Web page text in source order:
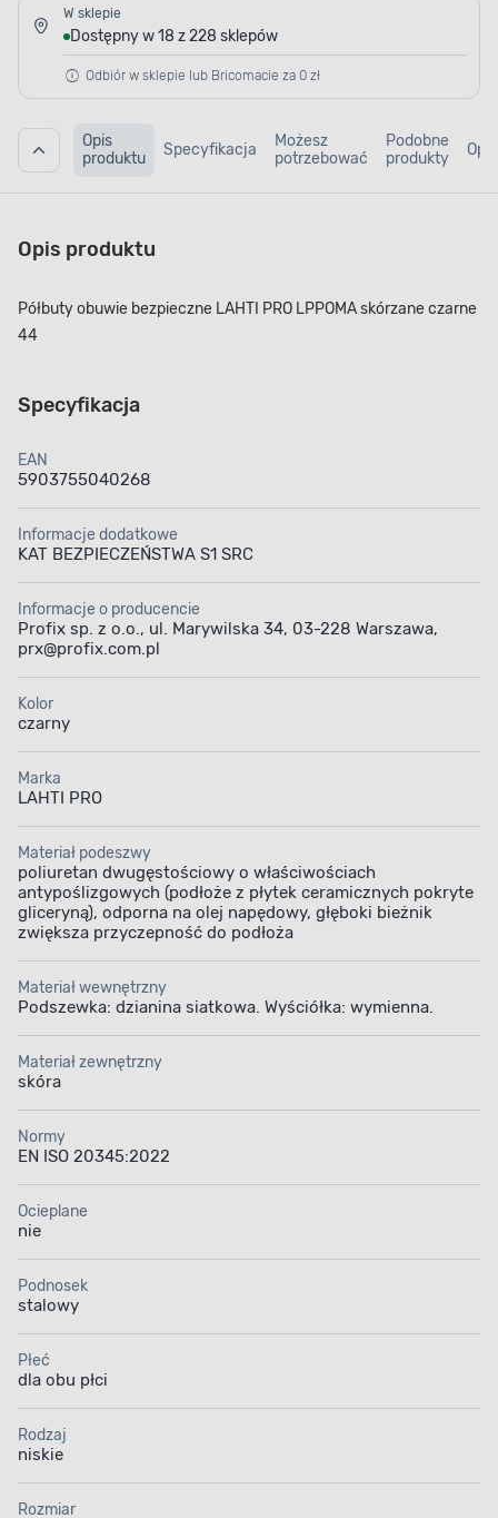
W sklepie
Dostępny w 18 z 228 sklepów
Odbiór w sklepie lub Bricomacie za 0 zł
Opis
produktu
Specyfikacja
Możesz
potrzebować
Podobne
produkty
Opis produktu
Półbuty obuwie bezpieczne LAHTI PRO LPPOMA skórzane czarne
44
Specyfikacja
EAN
5903755040268
Informacje dodatkowe
KAT BEZPIECZEŃSTWA S1 SRC
Informacje o producencie
Profix sp. z o.o., ul. Marywilska 34, 03-228 Warszawa,
prx@profix.com.pl
Kolor
czarny
Marka
LAHTI PRO
Materiał podeszwy
poliuretan dwugęstościowy o właściwościach
antypoślizgowych (podłoże z płytek ceramicznych pokryte
gliceryną), odporna na olej napędowy, głęboki bieżnik
zwiększa przyczepność do podłoża
Materiał wewnętrzny
Podszewka: dzianina siatkowa. Wyściółka: wymienna.
Materiał zewnętrzny
skóra
Normy
EN ISO 20345:2022
Ocieplane
nie
Podnosek
stalowy
Płeć
dla obu płci
Rodzaj
niskie
Rozmiar